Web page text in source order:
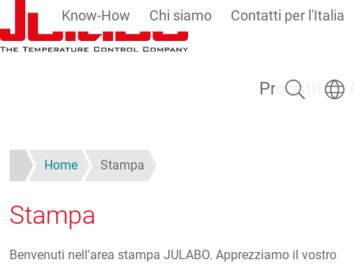
Salta al contenuto principale
Prodotti
Know-How Chi siamo Contatti per l'Italia
Ricerca
Home Stampa
Stampa
Benvenuti nell'area stampa JULABO. Apprezziamo il vostro